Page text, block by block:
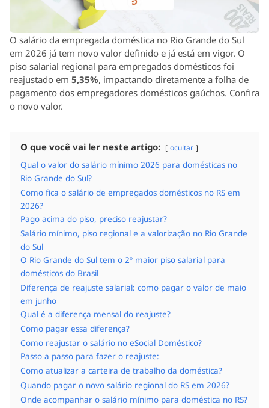
O salário da empregada doméstica no Rio Grande do Sul
em 2026 já tem novo valor definido e já está em vigor. O
piso salarial regional para empregados domésticos foi
reajustado em 5,35%, impactando diretamente a folha de
pagamento dos empregadores domésticos gaúchos. Confira
o novo valor.
O que você vai ler neste artigo: ocultar
Qual o valor do salário mínimo 2026 para domésticas no
Rio Grande do Sul?
Como fica o salário de empregados domésticos no RS em
2026?
Pago acima do piso, preciso reajustar?
Salário mínimo, piso regional e a valorização no Rio Grande
do Sul
O Rio Grande do Sul tem o 2º maior piso salarial para
domésticos do Brasil
Diferença de reajuste salarial: como pagar o valor de maio
em junho
Qual é a diferença mensal do reajuste?
Como pagar essa diferença?
Como reajustar o salário no eSocial Doméstico?
Passo a passo para fazer o reajuste:
Como atualizar a carteira de trabalho da doméstica?
Quando pagar o novo salário regional do RS em 2026?
Onde acompanhar o salário mínimo para doméstica no RS?